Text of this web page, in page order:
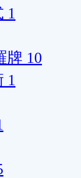
1
牌 10
1